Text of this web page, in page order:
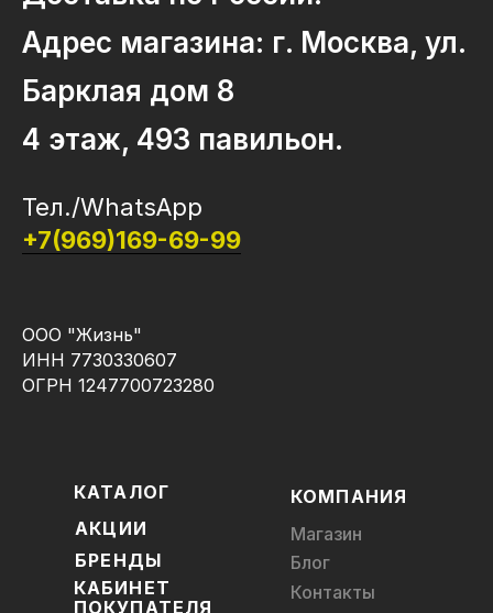
Адрес магазина: г. Москва, ул.
Барклая дом 8
4 этаж, 493 павильон.
Тел./WhatsApp
+7(969)169-69-99
ООО "Жизнь"
ИНН 7730330607
ОГРН 1247700723280
КАТАЛОГ
КАБИНЕТ
ПОКУПАТЕЛЯ
БРЕНДЫ
АКЦИИ
Магазин
Блог
Контакты
КОМПАНИЯ